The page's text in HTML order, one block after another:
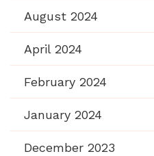
August 2024
April 2024
February 2024
January 2024
December 2023